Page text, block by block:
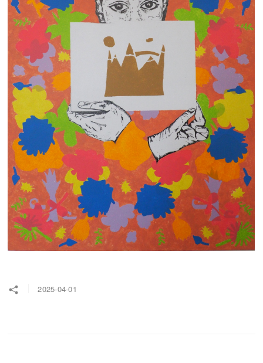
2025-04-01